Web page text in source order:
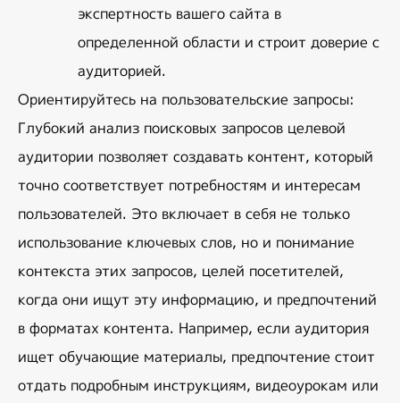
экспертность вашего сайта в
определенной области и строит доверие с
аудиторией.
Ориентируйтесь на пользовательские запросы:
Глубокий анализ поисковых запросов целевой
аудитории позволяет создавать контент, который
точно соответствует потребностям и интересам
пользователей. Это включает в себя не только
использование ключевых слов, но и понимание
контекста этих запросов, целей посетителей,
когда они ищут эту информацию, и предпочтений
в форматах контента. Например, если аудитория
ищет обучающие материалы, предпочтение стоит
отдать подробным инструкциям, видеоурокам или